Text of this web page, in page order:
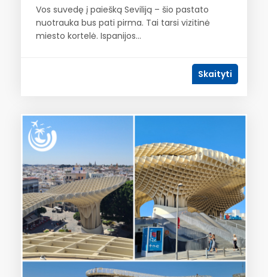
Vos suvedę į paiešką Seviliją – šio pastato
nuotrauka bus pati pirma. Tai tarsi vizitinė
miesto kortelė. Ispanijos...
Skaityti